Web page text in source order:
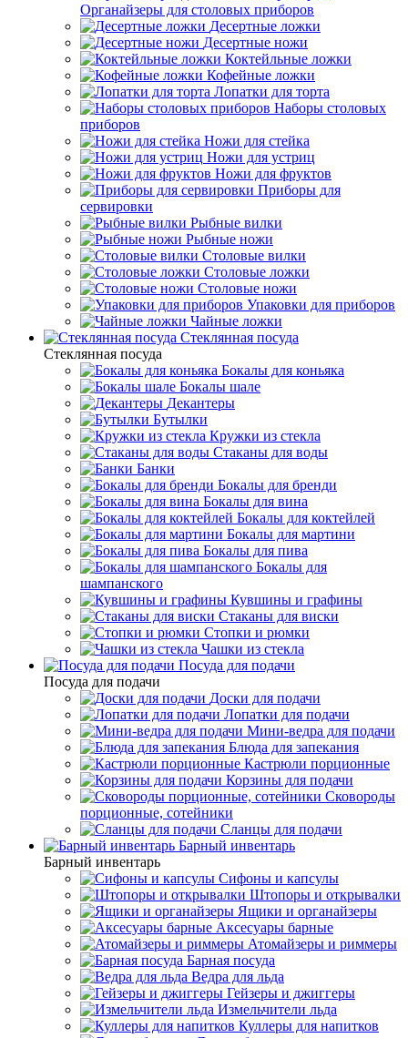
Органайзеры для столовых приборов
Десертные ложки
Десертные ножи
Коктейльные ложки
Кофейные ложки
Лопатки для торта
Наборы столовых
приборов
Ножи для стейка
Ножи для устриц
Ножи для фруктов
Приборы для
сервировки
Рыбные вилки
Рыбные ножи
Столовые вилки
Столовые ложки
Столовые ножи
Упаковки для приборов
Чайные ложки
Стеклянная посуда
Стеклянная посуда
Бокалы для коньяка
Бокалы шале
Декантеры
Бутылки
Кружки из стекла
Стаканы для воды
Банки
Бокалы для бренди
Бокалы для вина
Бокалы для коктейлей
Бокалы для мартини
Бокалы для пива
Бокалы для
шампанского
Кувшины и графины
Стаканы для виски
Стопки и рюмки
Чашки из стекла
Посуда для подачи
Посуда для подачи
Доски для подачи
Лопатки для подачи
Мини-ведра для подачи
Блюда для запекания
Кастрюли порционные
Корзины для подачи
Сковороды
порционные, сотейники
Сланцы для подачи
Барный инвентарь
Барный инвентарь
Сифоны и капсулы
Штопоры и открывалки
Ящики и органайзеры
Аксесуары барные
Атомайзеры и риммеры
Барная посуда
Ведра для льда
Гейзеры и джиггеры
Измельчители льда
Куллеры для напитков